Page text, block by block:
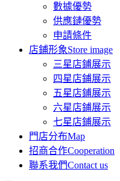
數據優勢
供應鏈優勢
申請條件
店鋪形象Store image
三星店鋪展示
四星店鋪展示
五星店鋪展示
六星店鋪展示
七星店鋪展示
門店分布Map
招商合作Cooperation
聯系我們Contact us